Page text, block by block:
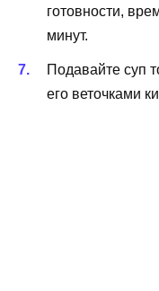
готовности,
минут.
Подавайте суп
его веточками